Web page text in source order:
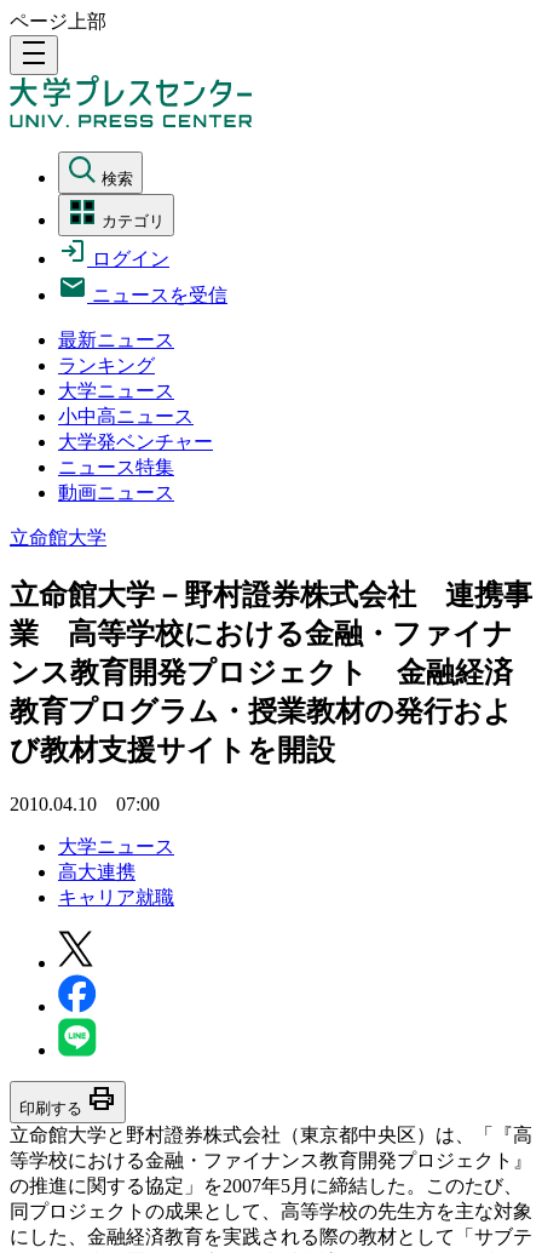
ページ上部
density_medium
検索
カテゴリ
ログイン
ニュースを受信
最新ニュース
ランキング
大学ニュース
小中高ニュース
大学発ベンチャー
ニュース特集
動画ニュース
立命館大学
立命館大学－野村證券株式会社 連携事
業 高等学校における金融・ファイナ
ンス教育開発プロジェクト 金融経済
教育プログラム・授業教材の発行およ
び教材支援サイトを開設
2010.04.10 07:00
大学ニュース
高大連携
キャリア就職
印刷する print
立命館大学と野村證券株式会社（東京都中央区）は、「『高
等学校における金融・ファイナンス教育開発プロジェクト』
の推進に関する協定」を2007年5月に締結した。このたび、
同プロジェクトの成果として、高等学校の先生方を主な対象
にした、金融経済教育を実践される際の教材として「サブテ